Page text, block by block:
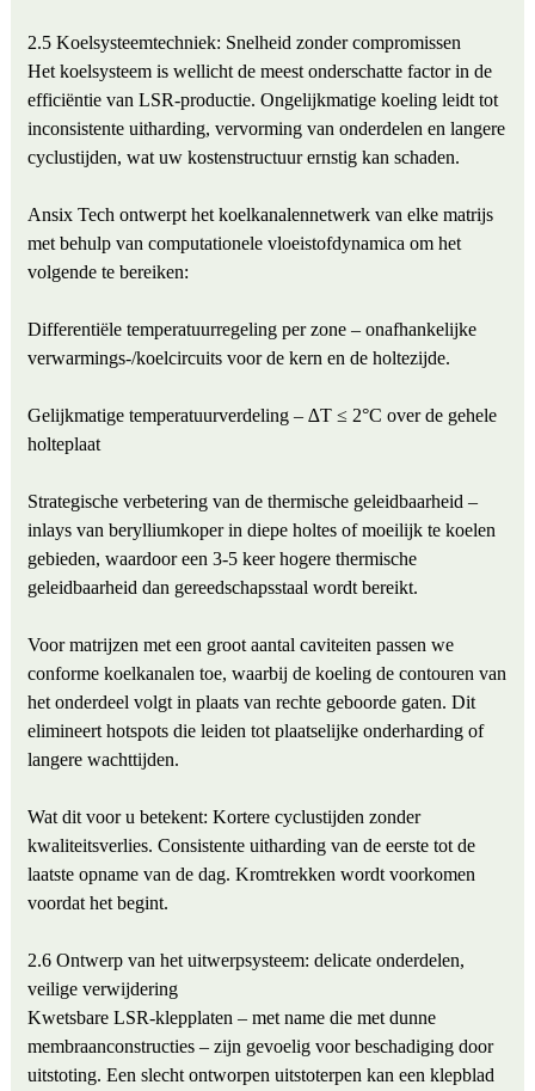
2.5 Koelsysteemtechniek: Snelheid zonder compromissen
Het koelsysteem is wellicht de meest onderschatte factor in de
efficiëntie van LSR-productie. Ongelijkmatige koeling leidt tot
inconsistente uitharding, vervorming van onderdelen en langere
cyclustijden, wat uw kostenstructuur ernstig kan schaden.
Ansix Tech ontwerpt het koelkanalennetwerk van elke matrijs
met behulp van computationele vloeistofdynamica om het
volgende te bereiken:
Differentiële temperatuurregeling per zone – onafhankelijke
verwarmings-/koelcircuits voor de kern en de holtezijde.
Gelijkmatige temperatuurverdeling – ∆T ≤ 2°C over de gehele
holteplaat
Strategische verbetering van de thermische geleidbaarheid –
inlays van berylliumkoper in diepe holtes of moeilijk te koelen
gebieden, waardoor een 3-5 keer hogere thermische
geleidbaarheid dan gereedschapsstaal wordt bereikt.
Voor matrijzen met een groot aantal caviteiten passen we
conforme koelkanalen toe, waarbij de koeling de contouren van
het onderdeel volgt in plaats van rechte geboorde gaten. Dit
elimineert hotspots die leiden tot plaatselijke onderharding of
langere wachttijden.
Wat dit voor u betekent: Kortere cyclustijden zonder
kwaliteitsverlies. Consistente uitharding van de eerste tot de
laatste opname van de dag. Kromtrekken wordt voorkomen
voordat het begint.
2.6 Ontwerp van het uitwerpsysteem: delicate onderdelen,
veilige verwijdering
Kwetsbare LSR-klepplaten – met name die met dunne
membraanconstructies – zijn gevoelig voor beschadiging door
uitstoting. Een slecht ontworpen uitstoterpen kan een klepblad